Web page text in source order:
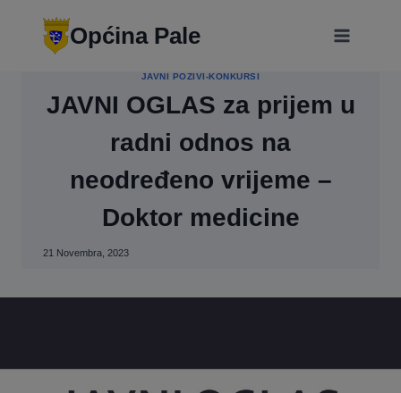
Općina Pale
JAVNI POZIVI-KONKURSI
JAVNI OGLAS za prijem u
radni odnos na
neodređeno vrijeme –
Doktor medicine
21 Novembra, 2023